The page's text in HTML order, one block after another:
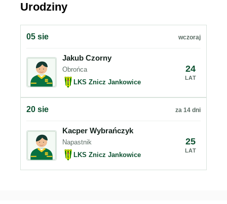
Urodziny
05 sie wczoraj
Jakub Czorny
Obrońca
LKS Znicz Jankowice
24
LAT
20 sie za 14 dni
Kacper Wybrańczyk
Napastnik
LKS Znicz Jankowice
25
LAT